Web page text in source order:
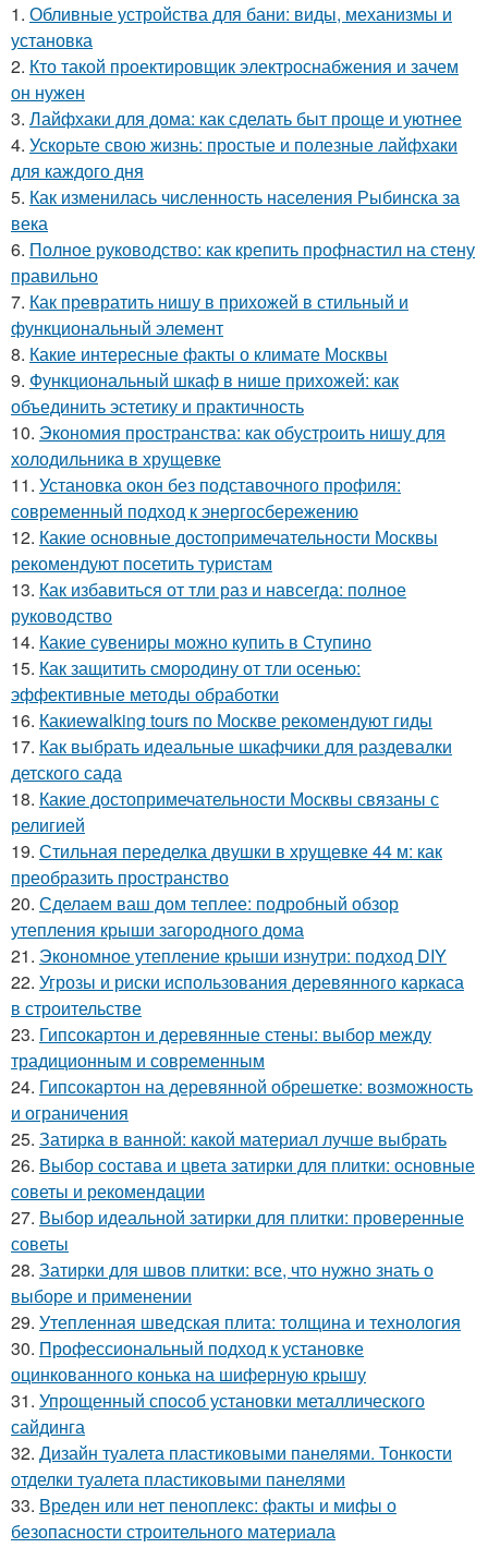
1. Обливные устройства для бани: виды, механизмы и
установка
2. Кто такой проектировщик электроснабжения и зачем
он нужен
3. Лайфхаки для дома: как сделать быт проще и уютнее
4. Ускорьте свою жизнь: простые и полезные лайфхаки
для каждого дня
5. Как изменилась численность населения Рыбинска за
века
6. Полное руководство: как крепить профнастил на стену
правильно
7. Как превратить нишу в прихожей в стильный и
функциональный элемент
8. Какие интересные факты о климате Москвы
9. Функциональный шкаф в нише прихожей: как
объединить эстетику и практичность
10. Экономия пространства: как обустроить нишу для
холодильника в хрущевке
11. Установка окон без подставочного профиля:
современный подход к энергосбережению
12. Какие основные достопримечательности Москвы
рекомендуют посетить туристам
13. Как избавиться от тли раз и навсегда: полное
руководство
14. Какие сувениры можно купить в Ступино
15. Как защитить смородину от тли осенью:
эффективные методы обработки
16. Какиеwalking tours по Москве рекомендуют гиды
17. Как выбрать идеальные шкафчики для раздевалки
детского сада
18. Какие достопримечательности Москвы связаны с
религией
19. Стильная переделка двушки в хрущевке 44 м: как
преобразить пространство
20. Сделаем ваш дом теплее: подробный обзор
утепления крыши загородного дома
21. Экономное утепление крыши изнутри: подход DIY
22. Угрозы и риски использования деревянного каркаса
в строительстве
23. Гипсокартон и деревянные стены: выбор между
традиционным и современным
24. Гипсокартон на деревянной обрешетке: возможность
и ограничения
25. Затирка в ванной: какой материал лучше выбрать
26. Выбор состава и цвета затирки для плитки: основные
советы и рекомендации
27. Выбор идеальной затирки для плитки: проверенные
советы
28. Затирки для швов плитки: все, что нужно знать о
выборе и применении
29. Утепленная шведская плита: толщина и технология
30. Профессиональный подход к установке
оцинкованного конька на шиферную крышу
31. Упрощенный способ установки металлического
сайдинга
32. Дизайн туалета пластиковыми панелями. Тонкости
отделки туалета пластиковыми панелями
33. Вреден или нет пеноплекс: факты и мифы о
безопасности строительного материала